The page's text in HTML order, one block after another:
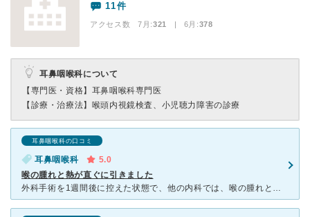
11件
アクセス数 7月:321 | 6月:378
耳鼻咽喉科について
【専門医・資格】 耳鼻咽喉科専門医
【診療・治療法】 喉頭内視鏡検査、小児聴力障害の診療
耳鼻咽喉科の口コミ
耳鼻咽喉科
5.0
喉の腫れと熱が直ぐに引きました
外科手術を1週間後に控えた状態で、他の内科では、喉の腫れと熱が下がらず困っていたところ、本院の口コミを見て、直ぐに受診しました。 喉が全体的に腫れているとの診断で、1週間後に全身麻酔の外科手術がある